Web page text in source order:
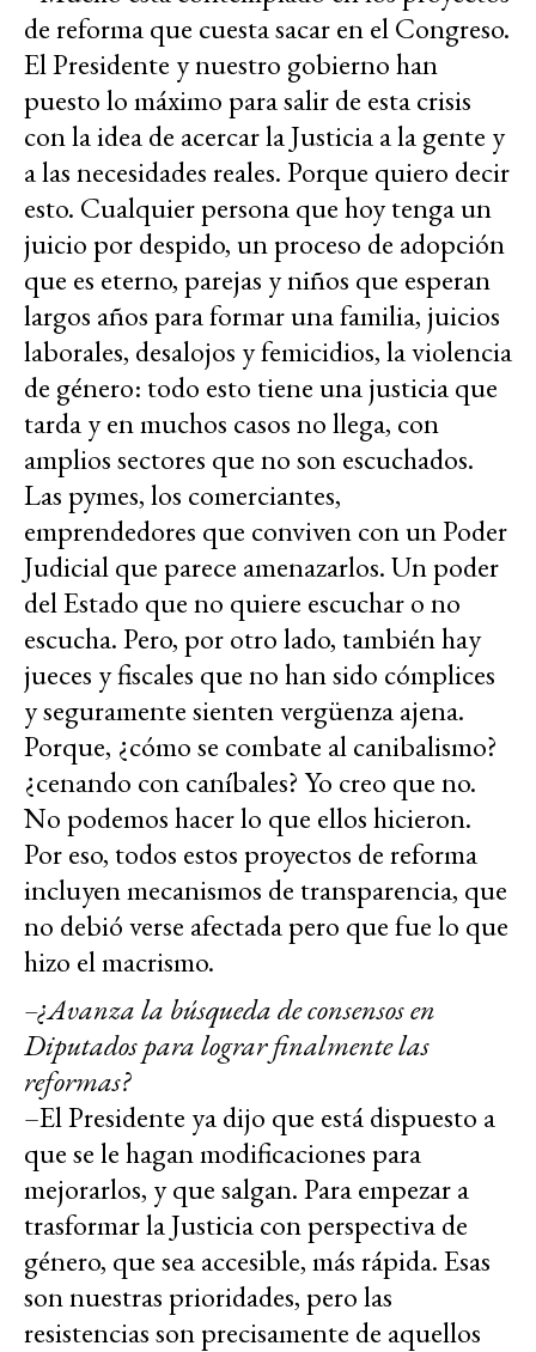
de reforma que cuesta sacar en el Congreso.
El Presidente y nuestro gobierno han
puesto lo máximo para salir de esta crisis
con la idea de acercar la Justicia a la gente y
a las necesidades reales. Porque quiero decir
esto. Cualquier persona que hoy tenga un
juicio por despido, un proceso de adopción
que es eterno, parejas y niños que esperan
largos años para formar una familia, juicios
laborales, desalojos y femicidios, la violencia
de género: todo esto tiene una justicia que
tarda y en muchos casos no llega, con
amplios sectores que no son escuchados.
Las pymes, los comerciantes,
emprendedores que conviven con un Poder
Judicial que parece amenazarlos. Un poder
del Estado que no quiere escuchar o no
escucha. Pero, por otro lado, también hay
jueces y fiscales que no han sido cómplices
y seguramente sienten vergüenza ajena.
Porque, ¿cómo se combate al canibalismo?
¿cenando con caníbales? Yo creo que no.
No podemos hacer lo que ellos hicieron.
Por eso, todos estos proyectos de reforma
incluyen mecanismos de transparencia, que
no debió verse afectada pero que fue lo que
hizo el macrismo.
–¿Avanza la búsqueda de consensos en
Diputados para lograr finalmente las
reformas?
–El Presidente ya dijo que está dispuesto a
que se le hagan modificaciones para
mejorarlos, y que salgan. Para empezar a
trasformar la Justicia con perspectiva de
género, que sea accesible, más rápida. Esas
son nuestras prioridades, pero las
resistencias son precisamente de aquellos